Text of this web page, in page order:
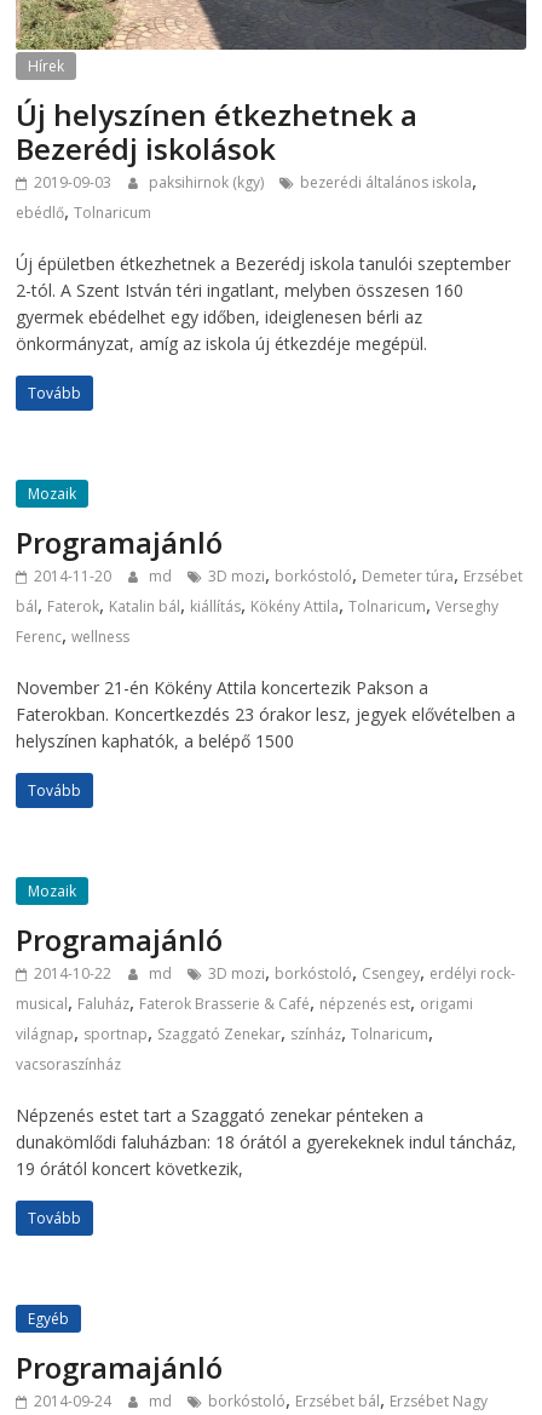
Hírek
Új helyszínen étkezhetnek a
Bezerédj iskolások
2019-09-03 paksihirnok (kgy) bezerédi általános iskola,
ebédlő,Tolnaricum
Új épületben étkezhetnek a Bezerédj iskola tanulói szeptember
2-tól. A Szent István téri ingatlant, melyben összesen 160
gyermek ebédelhet egy időben, ideiglenesen bérli az
önkormányzat, amíg az iskola új étkezdéje megépül.
Tovább
Mozaik
Programajánló
2014-11-20 md 3D mozi, borkóstoló, Demeter túra, Erzsébet
bál, Faterok, Katalin bál, kiállítás, Kökény Attila,Tolnaricum,Verseghy
Ferenc,wellness
November 21-én Kökény Attila koncertezik Pakson a
Faterokban. Koncertkezdés 23 órakor lesz, jegyek elővételben a
helyszínen kaphatók, a belépő 1500
Tovább
Mozaik
Programajánló
2014-10-22 md 3D mozi, borkóstoló, Csengey, erdélyi rock-
musical, Faluház, Faterok Brasserie & Café, népzenés est, origami
világnap, sportnap, Szaggató Zenekar, színház,Tolnaricum,
vacsoraszínház
Népzenés estet tart a Szaggató zenekar pénteken a
dunakömlődi faluházban: 18 órától a gyerekeknek indul táncház,
19 órától koncert következik,
Tovább
Egyéb
Programajánló
2014-09-24 md borkóstoló, Erzsébet bál, Erzsébet Nagy